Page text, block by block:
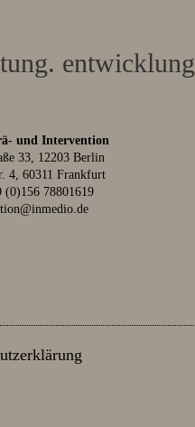
entwicklung
und Intervention
33, 12203 Berlin
4, 60311 Frankfurt
(0)156 78801619